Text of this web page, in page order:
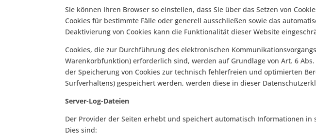
Sie können Ihren Browser so einstellen, dass Sie über das Setzen von
Cookies für bestimmte Fälle oder generell ausschließen sowie das
Deaktivierung von Cookies kann die Funktionalität dieser Website
Cookies, die zur Durchführung des elektronischen
Warenkorbfunktion) erforderlich sind, werden auf Grundlage von Art. 6
der Speicherung von Cookies zur technisch fehlerfreien und optimierten
Surfverhaltens) gespeichert werden, werden diese in dieser
Server-Log-Dateien
Der Provider der Seiten erhebt und speichert automatisch Informationen
Dies sind: